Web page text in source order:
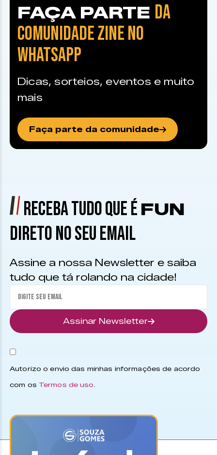
FAÇA PARTE DA
COMUNIDADE ZINE NO
WHATSAPP
Dicas, sorteios, eventos e muito
mais
Faça parte da comunidade
RECEBA TUDO QUE É FUN
DIRETO NO SEU EMAIL
Assine a nossa Newsletter e saiba
tudo que tá rolando na cidade!
Assinar Newsletter
Autorizo o envio das minhas informações de acordo
com os Termos de uso.